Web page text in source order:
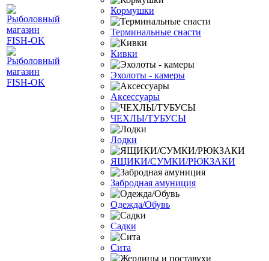
Кормушки
Терминальные снасти
Кивки
Эхолоты - камеры
Аксессуары
ЧЕХЛЫ/ТУБУСЫ
Лодки
ЯЩИКИ/СУМКИ/РЮКЗАКИ
Забродная амуниция
Одежда/Обувь
Садки
Сита